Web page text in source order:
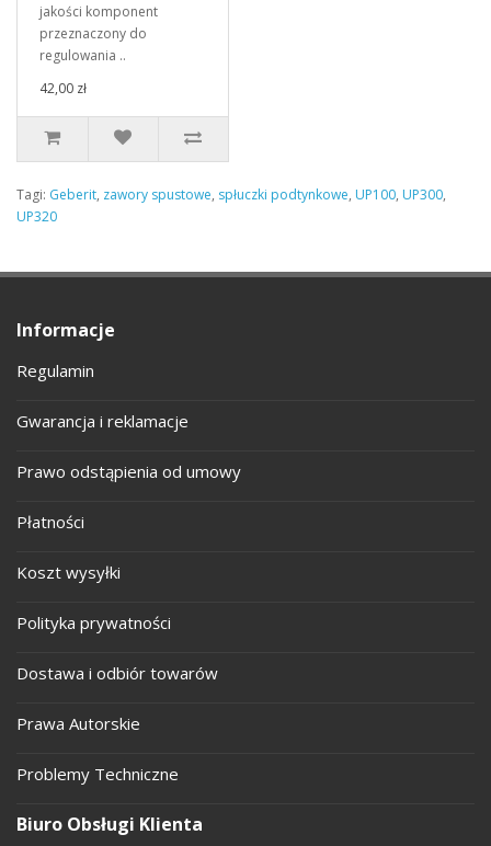
jakości komponent
przeznaczony do
regulowania ..
42,00 zł
Tagi: Geberit, zawory spustowe, spłuczki podtynkowe, UP100, UP300,
UP320
Informacje
Regulamin
Gwarancja i reklamacje
Prawo odstąpienia od umowy
Płatności
Koszt wysyłki
Polityka prywatności
Dostawa i odbiór towarów
Prawa Autorskie
Problemy Techniczne
Biuro Obsługi Klienta